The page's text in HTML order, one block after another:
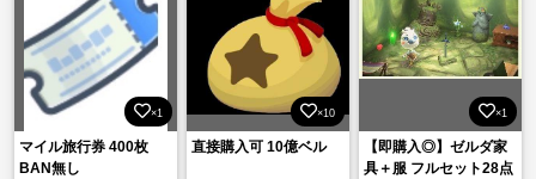
×1
マイル旅行券 400枚
BAN無し
×10
直接購入可 10億ベル
×1
【即購入◎】ゼルダ家
具＋服 フルセット28点